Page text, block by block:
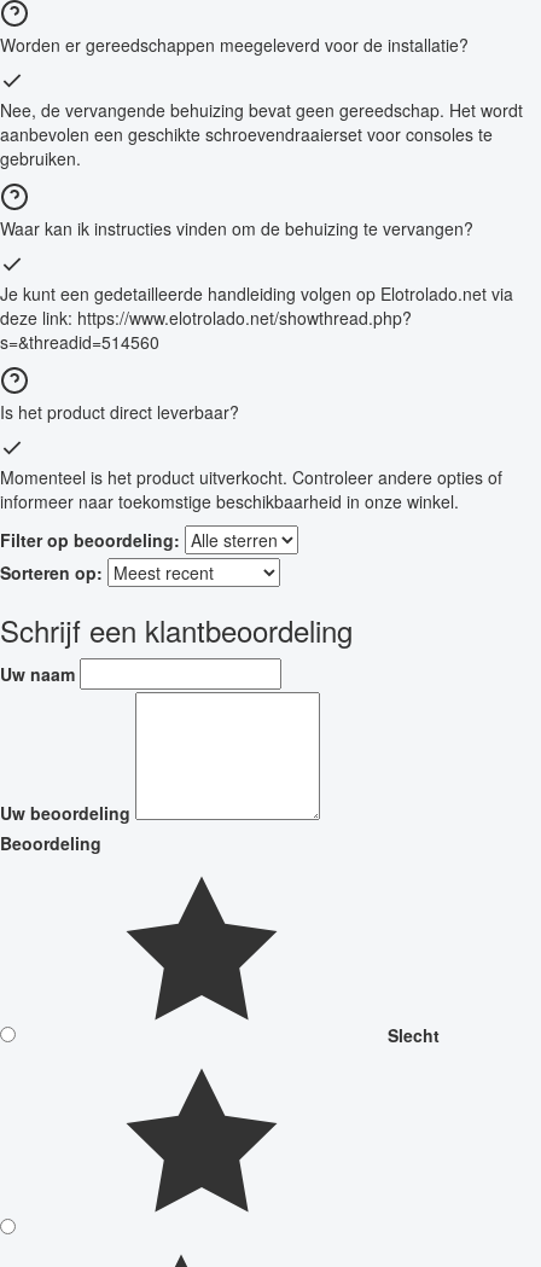
Worden er gereedschappen meegeleverd voor de installatie?
Nee, de vervangende behuizing bevat geen gereedschap. Het wordt
aanbevolen een geschikte schroevendraaierset voor consoles te
gebruiken.
Waar kan ik instructies vinden om de behuizing te vervangen?
Je kunt een gedetailleerde handleiding volgen op Elotrolado.net via
deze link: https://www.elotrolado.net/showthread.php?
s=&threadid=514560
Is het product direct leverbaar?
Momenteel is het product uitverkocht. Controleer andere opties of
informeer naar toekomstige beschikbaarheid in onze winkel.
Filter op beoordeling:
Sorteren op:
Schrijf een klantbeoordeling
Uw naam
Uw beoordeling
Beoordeling
Slecht